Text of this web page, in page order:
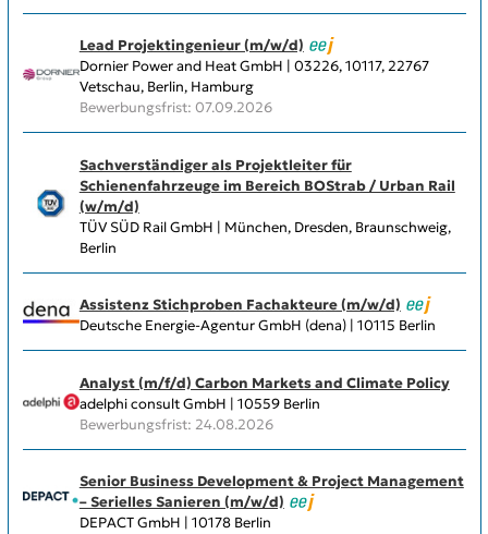
Lead Projektingenieur (m/w/d)
Dornier Power and Heat GmbH | 03226, 10117, 22767
Vetschau, Berlin, Hamburg
Bewerbungsfrist: 07.09.2026
Sachverständiger als Projektleiter für
Schienenfahrzeuge im Bereich BOStrab / Urban Rail
(w/m/d)
TÜV SÜD Rail GmbH | München, Dresden, Braunschweig,
Berlin
Assistenz Stichproben Fachakteure (m/w/d)
Deutsche Energie-Agentur GmbH (dena) | 10115 Berlin
Analyst (m/f/d) Carbon Markets and Climate Policy
adelphi consult GmbH | 10559 Berlin
Bewerbungsfrist: 24.08.2026
Senior Business Development & Project Management
– Serielles Sanieren (m/w/d)
DEPACT GmbH | 10178 Berlin